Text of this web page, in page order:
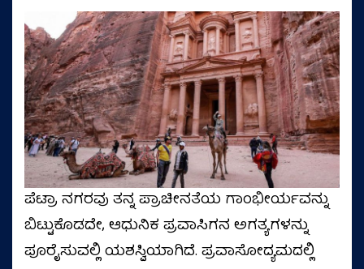
ಪೆಟ್ರಾ ನಗರವು ತನ್ನ ಪ್ರಾಚೀನತೆಯ ಗಾಂಭೀರ್ಯವನ್ನು
ಬಿಟ್ಟುಕೊಡದೇ, ಆಧುನಿಕ ಪ್ರವಾಸಿಗನ ಅಗತ್ಯಗಳನ್ನು
ಪೂರೈಸುವಲ್ಲಿ ಯಶಸ್ವಿಯಾಗಿದೆ. ಪ್ರವಾಸೋದ್ಯಮದಲ್ಲಿ